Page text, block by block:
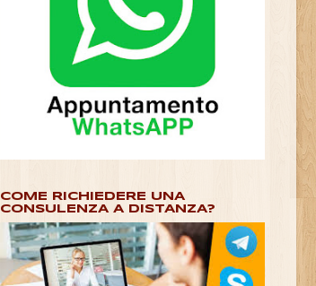
COME RICHIEDERE UNA
CONSULENZA A DISTANZA?